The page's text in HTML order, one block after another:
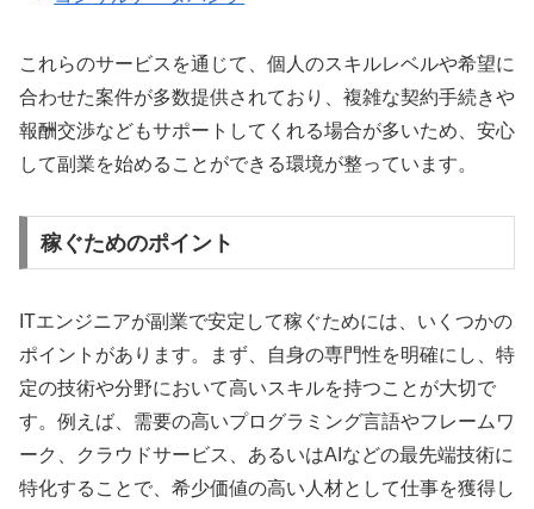
これらのサービスを通じて、個人のスキルレベルや希望に
合わせた案件が多数提供されており、複雑な契約手続きや
報酬交渉などもサポートしてくれる場合が多いため、安心
して副業を始めることができる環境が整っています。
稼ぐためのポイント
ITエンジニアが副業で安定して稼ぐためには、いくつかの
ポイントがあります。まず、自身の専門性を明確にし、特
定の技術や分野において高いスキルを持つことが大切で
す。例えば、需要の高いプログラミング言語やフレームワ
ーク、クラウドサービス、あるいはAIなどの最先端技術に
特化することで、希少価値の高い人材として仕事を獲得し